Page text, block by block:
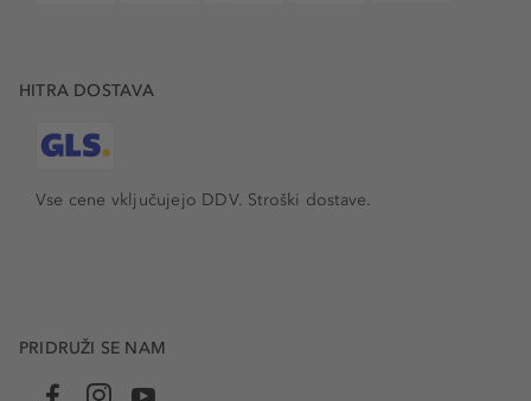
HITRA DOSTAVA
Vse cene vključujejo DDV. Stroški dostave.
PRIDRUŽI SE NAM